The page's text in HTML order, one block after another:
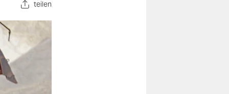
teilen